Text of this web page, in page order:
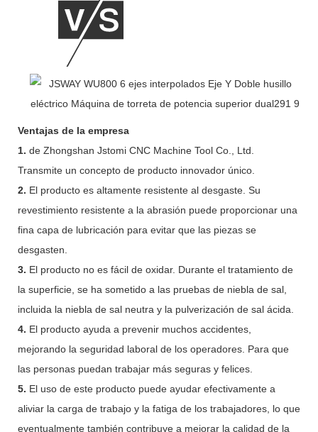
Ventajas de la empresa
1. de Zhongshan Jstomi CNC Machine Tool Co., Ltd.
Transmite un concepto de producto innovador único.
2. El producto es altamente resistente al desgaste. Su
revestimiento resistente a la abrasión puede proporcionar una
fina capa de lubricación para evitar que las piezas se
desgasten.
3. El producto no es fácil de oxidar. Durante el tratamiento de
la superficie, se ha sometido a las pruebas de niebla de sal,
incluida la niebla de sal neutra y la pulverización de sal ácida.
4. El producto ayuda a prevenir muchos accidentes,
mejorando la seguridad laboral de los operadores. Para que
las personas puedan trabajar más seguras y felices.
5. El uso de este producto puede ayudar efectivamente a
aliviar la carga de trabajo y la fatiga de los trabajadores, lo que
eventualmente también contribuye a mejorar la calidad de la